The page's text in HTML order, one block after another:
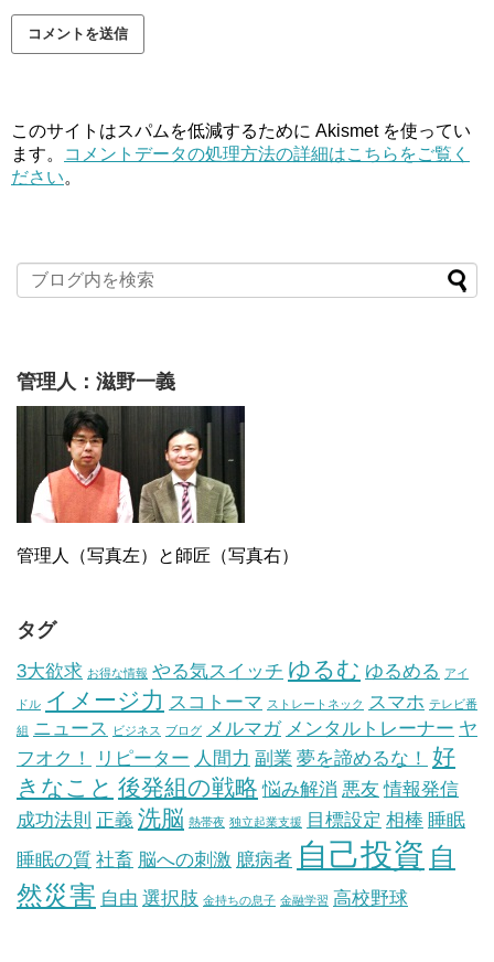
このサイトはスパムを低減するために Akismet を使ってい
ます。
コメントデータの処理方法の詳細はこちらをご覧く
ださい。
管理人：滋野一義
管理人（写真左）と師匠（写真右）
タグ
3大欲求 お得な情報 やる気スイッチ ゆるむ ゆるめる アイ
ドル イメージ力 スコトーマ ストレートネック スマホ テレビ番
組 ニュース ビジネス ブログ メルマガ メンタルトレーナー ヤ
フオク！
リピーター 人間力 副業 夢を諦めるな！ 好
きなこと 後発組の戦略 悩み解消 悪友 情報発信
成功法則 正義 洗脳 熱帯夜 独立起業支援 目標設定 相棒 睡眠
睡眠の質 社畜 脳への刺激 臆病者 自己投資 自
然災害 自由 選択肢 金持ちの息子 金融学習 高校野球